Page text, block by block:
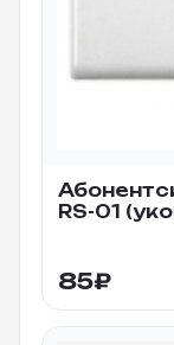
RS-01
85₽